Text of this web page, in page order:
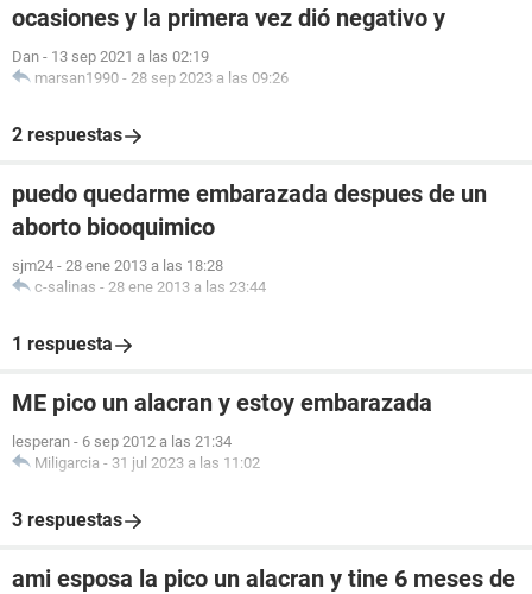
ocasiones y la primera vez dió negativo y
Dan - 13 sep 2021 a las 02:19
marsan1990 - 28 sep 2023 a las 09:26
2 respuestas
puedo quedarme embarazada despues de un
aborto biooquimico
sjm24 - 28 ene 2013 a las 18:28
c-salinas - 28 ene 2013 a las 23:44
1 respuesta
ME pico un alacran y estoy embarazada
lesperan - 6 sep 2012 a las 21:34
Miligarcia - 31 jul 2023 a las 11:02
3 respuestas
ami esposa la pico un alacran y tine 6 meses de